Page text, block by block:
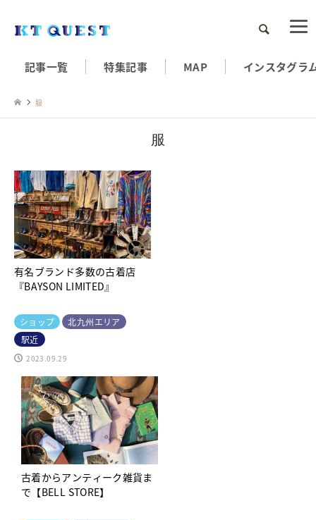
検索
記事一覧 特集記事 MAP インスタグラ
服
服
有名ブランド多数の古着店
『BAYSON LIMITED』
ショップ
北九州エリア
駅近
2023.09.29
古着からアンティーク雑貨ま
で【BELL STORE】